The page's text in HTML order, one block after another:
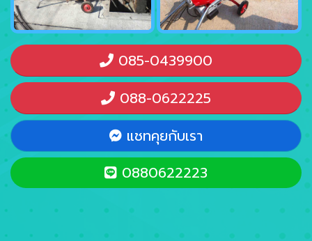
085-0439900
088-0622225
แชทคุยกับเรา
0880622223